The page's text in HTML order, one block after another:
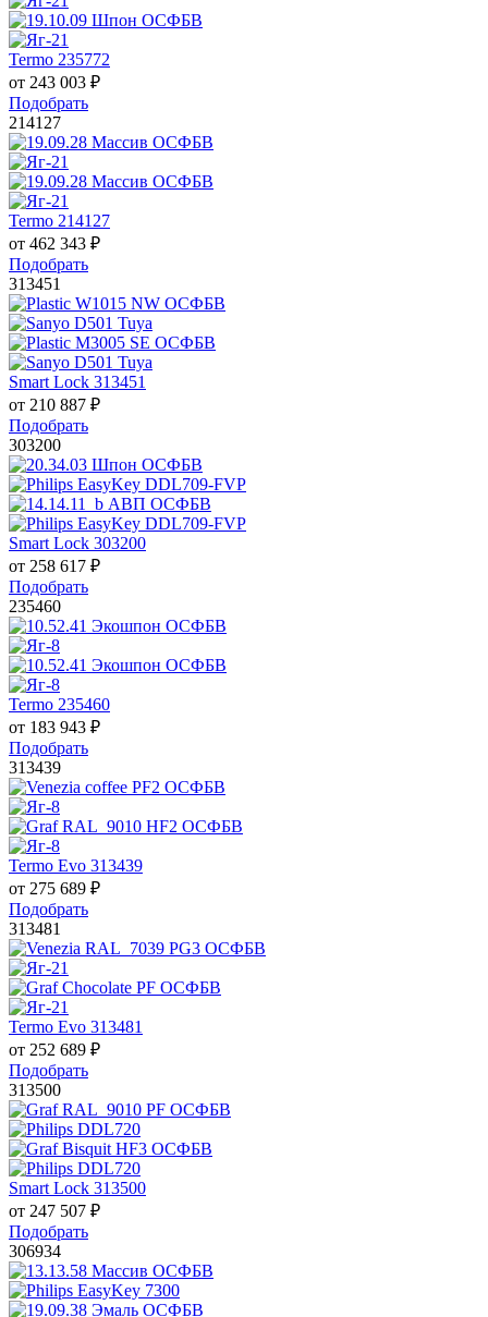
Termo 235772
от 243 003 ₽
Подобрать
214127
Termo 214127
от 462 343 ₽
Подобрать
313451
Smart Lock 313451
от 210 887 ₽
Подобрать
303200
Smart Lock 303200
от 258 617 ₽
Подобрать
235460
Termo 235460
от 183 943 ₽
Подобрать
313439
Termo Evo 313439
от 275 689 ₽
Подобрать
313481
Termo Evo 313481
от 252 689 ₽
Подобрать
313500
Smart Lock 313500
от 247 507 ₽
Подобрать
306934